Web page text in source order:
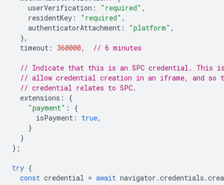
userVerification : "required" ,
residentKey : "required" ,
authenticatorAttachment : "platform" ,
},
timeout : 360000, // 6 minutes
// Indicate that this is an SPC credential. This
// allow credential creation in an iframe, and so
// credential relates to SPC.
extensions :
{
"payment" :
{
isPayment : true,
}
}
};
try {
const credential = await navigator .credentials .